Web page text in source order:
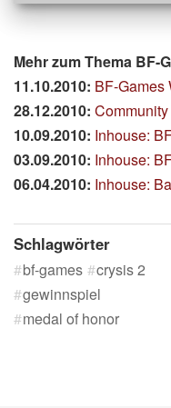
Mehr zum Thema BF-
11.10.2010: BF-Games
28.12.2010: Community
10.09.2010: Inhouse: BFBC2
03.09.2010: Inhouse:
06.04.2010: Inhouse:
Schlagwörter
bf-games
crysis 2
gewinnspiel
medal of honor